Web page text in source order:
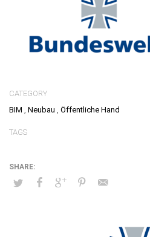
CATEGORY
BIM , Neubau , Öffentliche Hand
TAGS